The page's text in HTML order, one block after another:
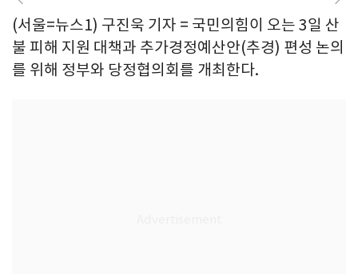
(서울=뉴스1) 구진욱 기자 = 국민의힘이 오는 3일 산
불 피해 지원 대책과 추가경정예산안(추경) 편성 논의
를 위해 정부와 당정협의회를 개최한다.